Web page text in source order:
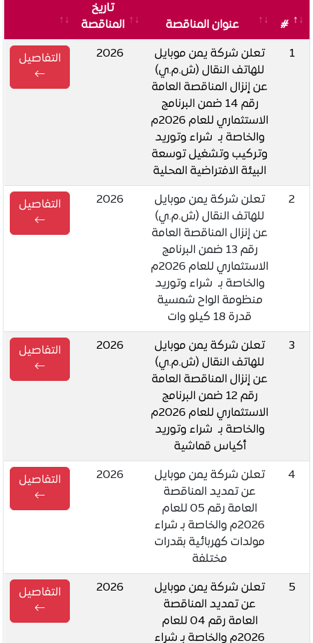
# عنوان المناقصة
تاريخ
المناقصة
1
تعلن شركة يمن موبايل
للهاتف النقال (ش.م.ي)
عن إنزال المناقصة العامة
رقم 14 ضمن البرنامج
الاستثماري للعام 2026م
والخاصة بـ شراء وتوريد
وتركيب وتشغيل توسعة
البيئة الافتراضية المحلية
2026 التفاصيل
2
تعلن شركة يمن موبايل
للهاتف النقال (ش.م.ي)
عن إنزال المناقصة العامة
رقم 13 ضمن البرنامج
الاستثماري للعام 2026م
والخاصة بـ شراء وتوريد
منظومة الواح شمسية
قدرة 18 كيلو وات
2026 التفاصيل
3
تعلن شركة يمن موبايل
للهاتف النقال (ش.م.ي)
عن إنزال المناقصة العامة
رقم 12 ضمن البرنامج
الاستثماري للعام 2026م
والخاصة بـ شراء وتوريد
أكياس قماشية
2026 التفاصيل
4
تعلن شركة يمن موبايل
عن تمديد المناقصة
العامة رقم 05 للعام
2026م والخاصة بـ شراء
مولدات كهربائية بقدرات
مختلفة
2026 التفاصيل
5
تعلن شركة يمن موبايل
عن تمديد المناقصة
العامة رقم 04 للعام
2026م والخاصة بـ شراء
2026 التفاصيل